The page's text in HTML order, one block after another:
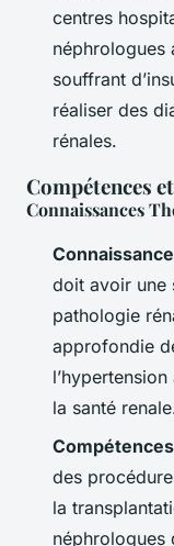
centres
néphrologues
souffrant
réaliser des
rénales.
Compétences
Connaissances
doit avoir une
pathologie
approfondie
la santé
des
la
néphrologues